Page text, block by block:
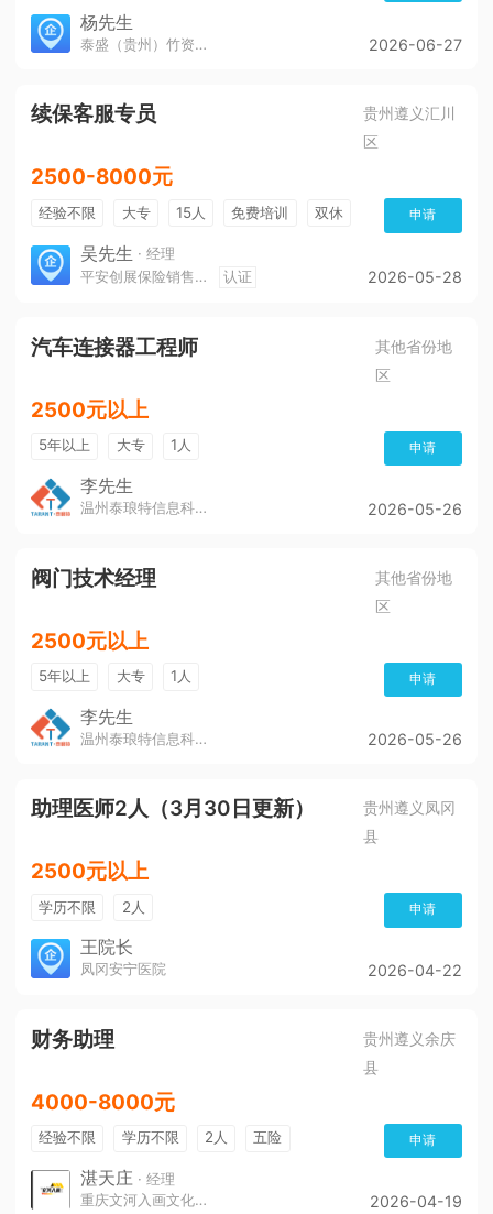
杨先生
泰盛（贵州）竹资源发展有限公司 2026-06-27
续保客服专员
贵州遵义汇川
区
2500-8000元
经验不限 大专 15人 免费培训
双休
加班费
朝九晚五
申请
吴先生 · 经理
平安创展保险销售服务有限公司遵义分公司
认证 2026-05-28
汽车连接器工程师
其他省份地
区
2500元以上
5年以上 大专 1人 申请
李先生
温州泰琅特信息科技有限公司 2026-05-26
阀门技术经理
其他省份地
区
2500元以上
5年以上 大专 1人 申请
李先生
温州泰琅特信息科技有限公司 2026-05-26
助理医师2人（3月30日更新）
贵州遵义凤冈
县
2500元以上
学历不限 2人 申请
王院长
凤冈安宁医院 2026-04-22
财务助理
贵州遵义余庆
县
4000-8000元
经验不限 学历不限 2人
五险
带薪年假
年终奖
年底双薪
申请
湛天庄 · 经理
重庆文河入画文化传播责任有限公司
2026-04-19